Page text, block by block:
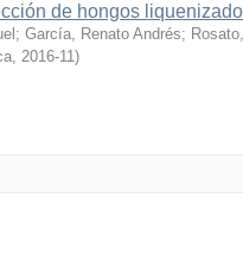
de hongos
; García, Renato Andrés;
, 2016-11)